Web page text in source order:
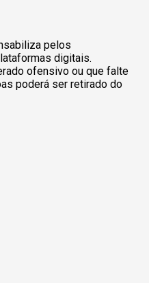
pelos
digitais.
ofensivo ou que falte
poderá ser retirado do